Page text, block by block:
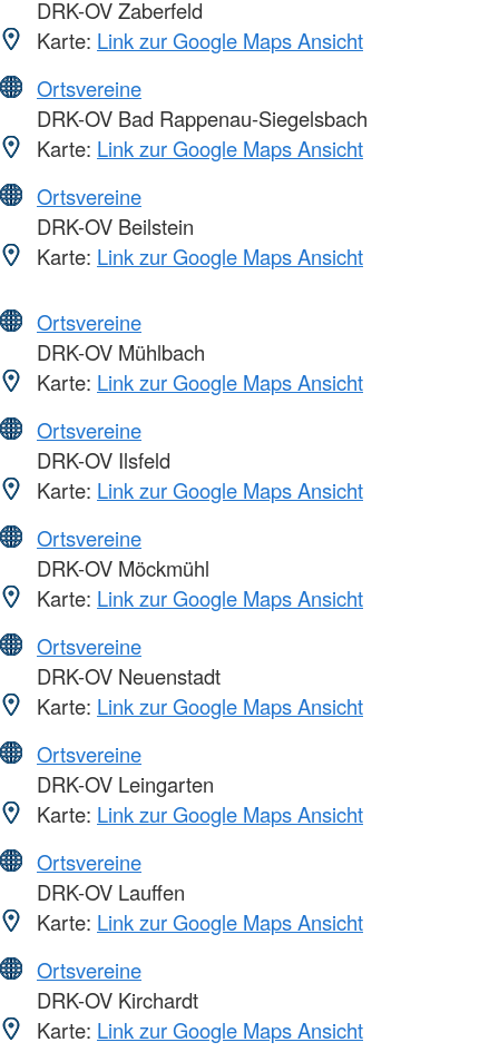
DRK-OV Zaberfeld
Karte: Link zur Google Maps Ansicht
Ortsvereine
DRK-OV Bad Rappenau-Siegelsbach
Karte: Link zur Google Maps Ansicht
Ortsvereine
DRK-OV Beilstein
Karte: Link zur Google Maps Ansicht
Ortsvereine
DRK-OV Mühlbach
Karte: Link zur Google Maps Ansicht
Ortsvereine
DRK-OV Ilsfeld
Karte: Link zur Google Maps Ansicht
Ortsvereine
DRK-OV Möckmühl
Karte: Link zur Google Maps Ansicht
Ortsvereine
DRK-OV Neuenstadt
Karte: Link zur Google Maps Ansicht
Ortsvereine
DRK-OV Leingarten
Karte: Link zur Google Maps Ansicht
Ortsvereine
DRK-OV Lauffen
Karte: Link zur Google Maps Ansicht
Ortsvereine
DRK-OV Kirchardt
Karte: Link zur Google Maps Ansicht